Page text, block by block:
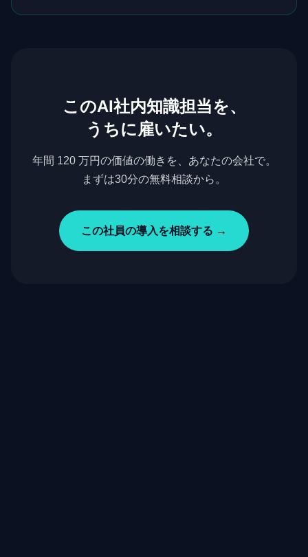
このAI社内知識担当を、
うちに雇いたい。
年間 120 万円の価値の働きを、あなたの会社で。
まずは30分の無料相談から。
この社員の導入を相談する →